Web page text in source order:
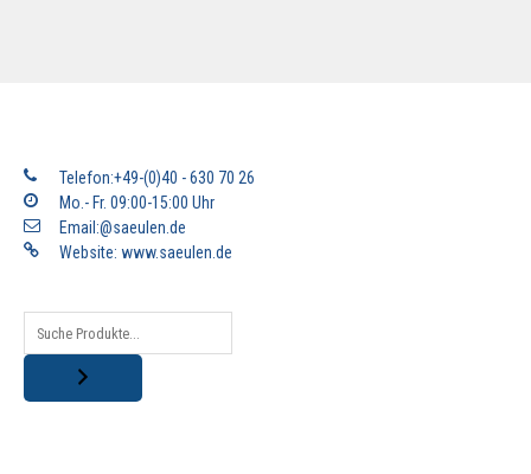
Telefon:+49-(0)40 - 630 70 26
Mo.- Fr. 09:00-15:00 Uhr
Email:@saeulen.de
Website: www.saeulen.de